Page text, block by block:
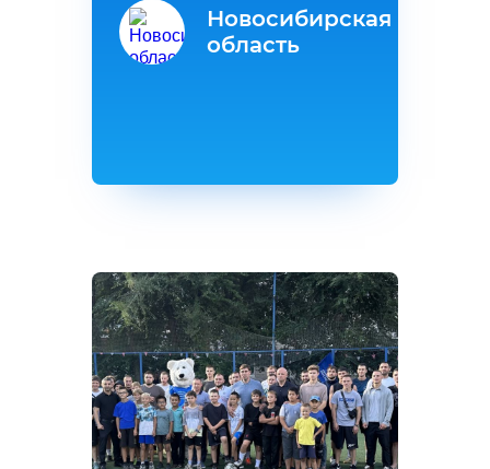
Новосибирская
область